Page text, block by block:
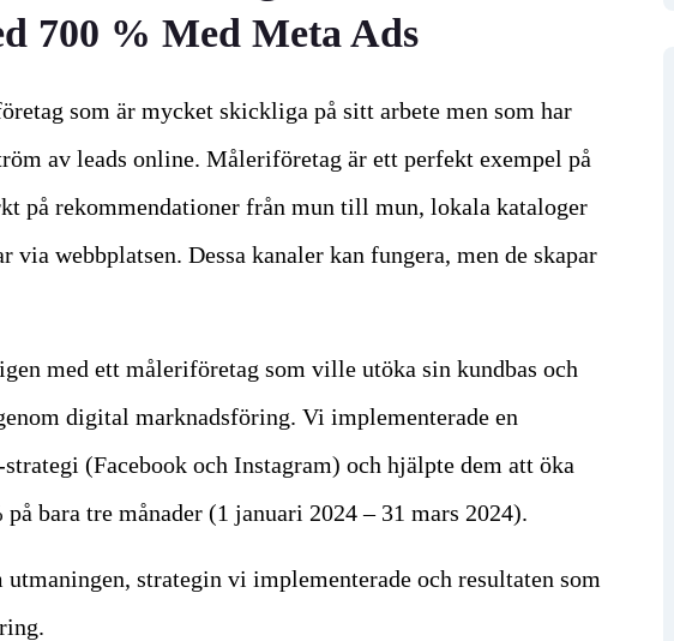
700 % Med Meta Ads
som är mycket skickliga på sitt arbete men som har
av leads online. Måleriföretag är ett perfekt exempel på
på rekommendationer från mun till mun, lokala kataloger
webbplatsen. Dessa kanaler kan fungera, men de skapar
med ett måleriföretag som ville utöka sin kundbas och
digital marknadsföring. Vi implementerade en
(Facebook och Instagram) och hjälpte dem att öka
bara tre månader (1 januari 2024 – 31 mars 2024).
strategin vi implementerade och resultaten som